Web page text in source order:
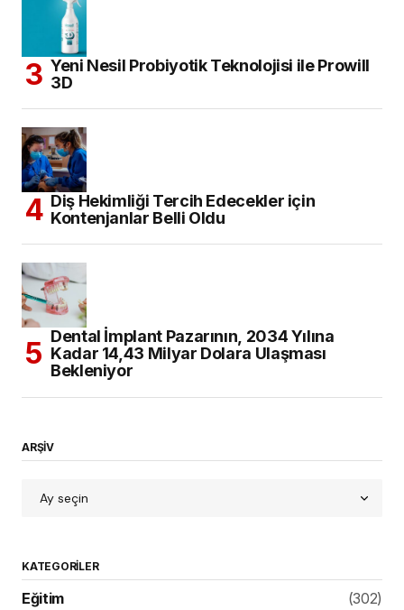
Yeni Nesil Probiyotik Teknolojisi ile Prowill
3D
Diş Hekimliği Tercih Edecekler için
Kontenjanlar Belli Oldu
Dental İmplant Pazarının, 2034 Yılına
Kadar 14,43 Milyar Dolara Ulaşması
Bekleniyor
ARŞİV
KATEGORILER
Eğitim
(302)